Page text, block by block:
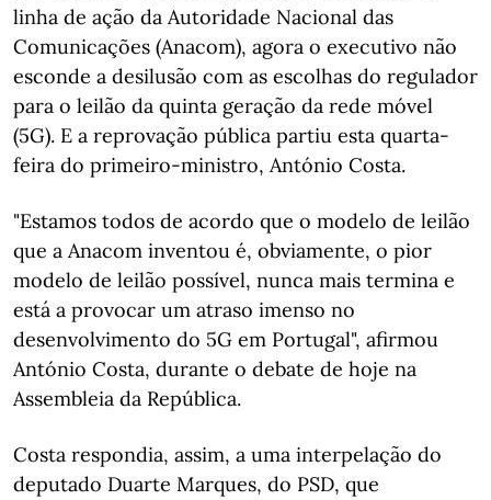
linha de ação da Autoridade Nacional das
Comunicações (Anacom), agora o executivo não
esconde a desilusão com as escolhas do regulador
para o leilão da quinta geração da rede móvel
(5G). E a reprovação pública partiu esta quarta-
feira do primeiro-ministro, António Costa.
"Estamos todos de acordo que o modelo de leilão
que a Anacom inventou é, obviamente, o pior
modelo de leilão possível, nunca mais termina e
está a provocar um atraso imenso no
desenvolvimento do 5G em Portugal", afirmou
António Costa, durante o debate de hoje na
Assembleia da República.
Costa respondia, assim, a uma interpelação do
deputado Duarte Marques, do PSD, que